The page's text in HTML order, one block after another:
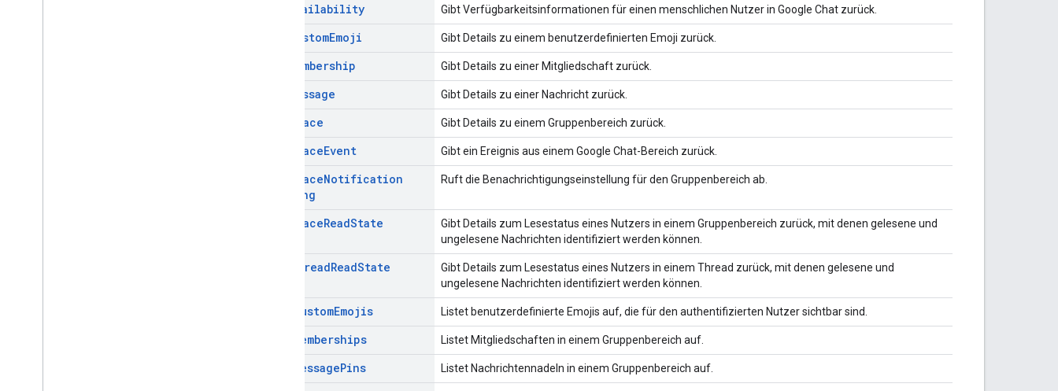
Availability Gibt Verfügbarkeitsinformationen für einen menschlichen Nutzer in Google Chat zurück.
CustomEmoji Gibt Details zu einem benutzerdefinierten Emoji zurück.
Membership Gibt Details zu einer Mitgliedschaft zurück.
Message Gibt Details zu einer Nachricht zurück.
Space Gibt Details zu einem Gruppenbereich zurück.
SpaceEvent Gibt ein Ereignis aus einem Google Chat-Bereich zurück.
SpaceNotification
Setting
Ruft die Benachrichtigungseinstellung für den Gruppenbereich ab.
SpaceReadState
Gibt Details zum Lesestatus eines Nutzers in einem Gruppenbereich zurück, mit denen gelesene und
ungelesene Nachrichten identifiziert werden können.
ThreadReadState
Gibt Details zum Lesestatus eines Nutzers in einem Thread zurück, mit denen gelesene und
ungelesene Nachrichten identifiziert werden können.
CustomEmojis Listet benutzerdefinierte Emojis auf, die für den authentifizierten Nutzer sichtbar sind.
Memberships Listet Mitgliedschaften in einem Gruppenbereich auf.
MessagePins Listet Nachrichtennadeln in einem Gruppenbereich auf.